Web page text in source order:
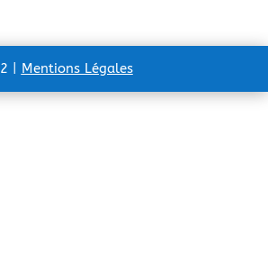
| Mentions Légales